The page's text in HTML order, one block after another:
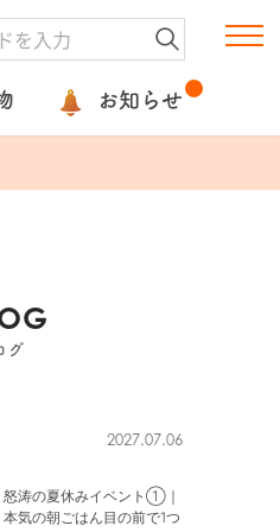
お知らせ
グ
2027.07.06
怒涛の夏休みイベント①｜
気の朝ごはん目の前で1つ